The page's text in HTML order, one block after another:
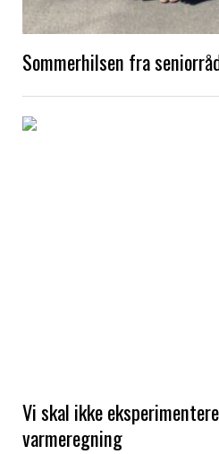
Sommerhilsen fra
Vi skal ikke
varmeregning